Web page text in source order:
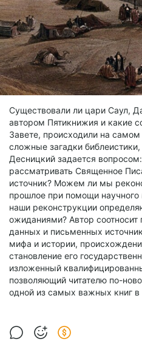
Существовали ли цари Саул,
автором Пятикнижия и какие
Завете, происходили на
сложные загадки
Десницкий задается
рассматривать Священное
источник? Можем ли мы
прошлое при помощи
наши реконструкции
ожиданиями? Автор
данных и письменных
мифа и истории,
становление его
изложенный
позволяющий читателю по-
одной из самых важных книг в